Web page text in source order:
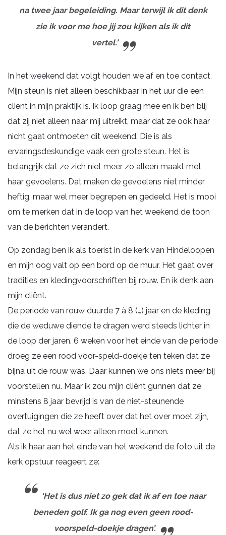
na twee jaar begeleiding. Maar terwijl ik dit denk
zie ik voor me hoe jij zou kijken als ik dit
vertel.’
In het weekend dat volgt houden we af en toe contact.
Mijn steun is niet alleen beschikbaar in het uur die een
cliënt in mijn praktijk is. Ik loop graag mee en ik ben blij
dat zij niet alleen naar mij uitreikt, maar dat ze ook haar
nicht gaat ontmoeten dit weekend. Die is als
ervaringsdeskundige vaak een grote steun. Het is
belangrijk dat ze zich niet meer zo alleen maakt met
haar gevoelens. Dat maken de gevoelens niet minder
heftig, maar wel meer begrepen en gedeeld. Het is mooi
om te merken dat in de loop van het weekend de toon
van de berichten verandert.
Op zondag ben ik als toerist in de kerk van Hindeloopen
en mijn oog valt op een bord op de muur. Het gaat over
tradities en kledingvoorschriften bij rouw. En ik denk aan
mijn cliënt.
De periode van rouw duurde 7 à 8 (…) jaar en de kleding
die de weduwe diende te dragen werd steeds lichter in
de loop der jaren. 6 weken voor het einde van de periode
droeg ze een rood voor-speld-doekje ten teken dat ze
bijna uit de rouw was. Daar kunnen we ons niets meer bij
voorstellen nu. Maar ik zou mijn cliënt gunnen dat ze
minstens 8 jaar bevrijd is van de niet-steunende
overtuigingen die ze heeft over dat het over moet zijn,
dat ze het nu wel weer alleen moet kunnen.
Als ik haar aan het einde van het weekend de foto uit de
kerk opstuur reageert ze:
‘Het is dus niet zo gek dat ik af en toe naar
beneden golf. Ik ga nog even geen rood-
voorspeld-doekje dragen’.